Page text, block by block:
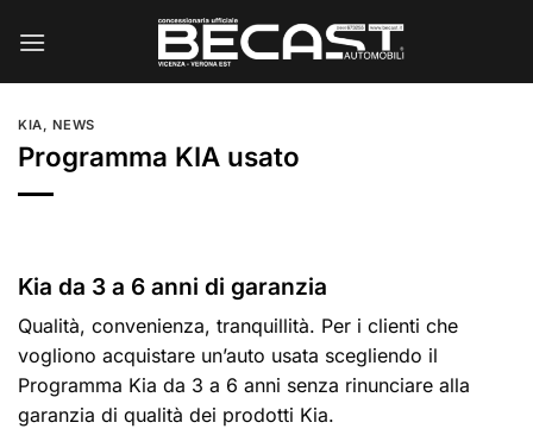
KIA, NEWS
Programma KIA usato
Kia da 3 a 6 anni di garanzia
Qualità, convenienza, tranquillità. Per i clienti che
vogliono acquistare un’auto usata scegliendo il
Programma Kia da 3 a 6 anni senza rinunciare alla
garanzia di qualità dei prodotti Kia.